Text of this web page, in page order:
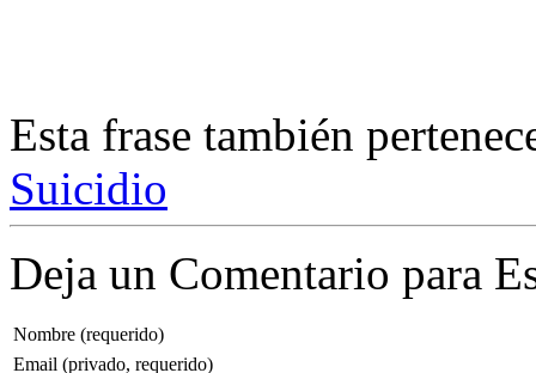
Esta frase también
Suicidio
Deja un Comentario para
Nombre (requerido)
Email (privado, requerido)